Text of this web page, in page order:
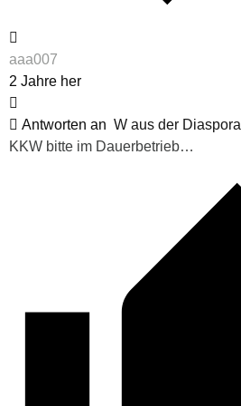
aaa007
2 Jahre her
Antworten an W aus der Diaspora
KKW bitte im Dauerbetrieb…